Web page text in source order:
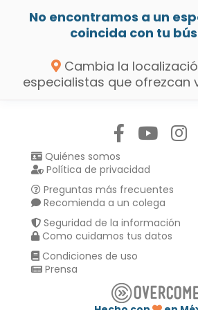
No encontramos a un
coincida con tu
Cambia la
especialistas que ofrezcan
Quiénes somos
Política de privacidad
Preguntas más frecuentes
Recomienda a un colega
Seguridad de la información
Como cuidamos tus datos
Condiciones de uso
Prensa